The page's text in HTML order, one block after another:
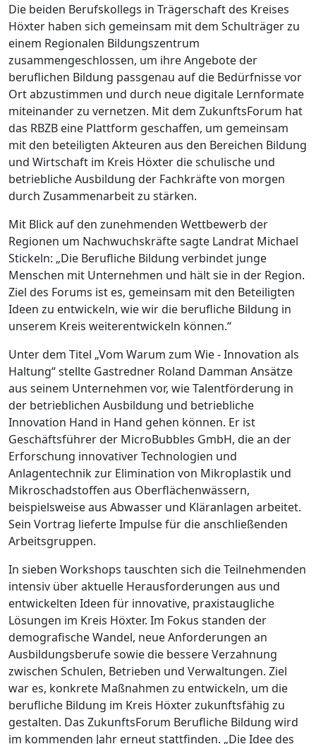
Die beiden Berufskollegs in Trägerschaft des Kreises
Höxter haben sich gemeinsam mit dem Schulträger zu
einem Regionalen Bildungszentrum
zusammengeschlossen, um ihre Angebote der
beruflichen Bildung passgenau auf die Bedürfnisse vor
Ort abzustimmen und durch neue digitale Lernformate
miteinander zu vernetzen. Mit dem ZukunftsForum hat
das RBZB eine Plattform geschaffen, um gemeinsam
mit den beteiligten Akteuren aus den Bereichen Bildung
und Wirtschaft im Kreis Höxter die schulische und
betriebliche Ausbildung der Fachkräfte von morgen
durch Zusammenarbeit zu stärken.
Mit Blick auf den zunehmenden Wettbewerb der
Regionen um Nachwuchskräfte sagte Landrat Michael
Stickeln: „Die Berufliche Bildung verbindet junge
Menschen mit Unternehmen und hält sie in der Region.
Ziel des Forums ist es, gemeinsam mit den Beteiligten
Ideen zu entwickeln, wie wir die berufliche Bildung in
unserem Kreis weiterentwickeln können.“
Unter dem Titel „Vom Warum zum Wie - Innovation als
Haltung“ stellte Gastredner Roland Damman Ansätze
aus seinem Unternehmen vor, wie Talentförderung in
der betrieblichen Ausbildung und betriebliche
Innovation Hand in Hand gehen können. Er ist
Geschäftsführer der MicroBubbles GmbH, die an der
Erforschung innovativer Technologien und
Anlagentechnik zur Elimination von Mikroplastik und
Mikroschadstoffen aus Oberflächenwässern,
beispielsweise aus Abwasser und Kläranlagen arbeitet.
Sein Vortrag lieferte Impulse für die anschließenden
Arbeitsgruppen.
In sieben Workshops tauschten sich die Teilnehmenden
intensiv über aktuelle Herausforderungen aus und
entwickelten Ideen für innovative, praxistaugliche
Lösungen im Kreis Höxter. Im Fokus standen der
demografische Wandel, neue Anforderungen an
Ausbildungsberufe sowie die bessere Verzahnung
zwischen Schulen, Betrieben und Verwaltungen. Ziel
war es, konkrete Maßnahmen zu entwickeln, um die
berufliche Bildung im Kreis Höxter zukunftsfähig zu
gestalten. Das ZukunftsForum Berufliche Bildung wird
im kommenden Jahr erneut stattfinden. „Die Idee des